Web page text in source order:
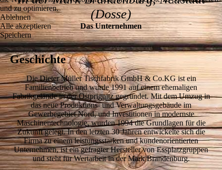
(Dosse)
Das Unternehmen
Geschichte
Die Dieter Müller Tischfabrik GmbH & Co.KG ist ein
Familienbetrieb und wurde 1991 auf einem ehemaligen
Fabrikgelände in der Ostprignitz gegründet. Mit dem Umzug in
das neue Produktions- und Verwaltungsgebäude im
Gewerbegebiet Nord, und Investitionen in modernste
Maschinentechnologie, wurden 1994 die Grundlagen für die
Zukunft gelegt. In den letzten 30 Jahren entwickelte sich die
Firma zu einem leistungsstarken und kundenorientierten
Unternehmen, ist ein gefragter Hersteller von Essplatzgruppen
und steht für Wertarbeit in der Mark Brandenburg.
und zu optimieren.
Ablehnen
Alle akzeptieren
Speichern